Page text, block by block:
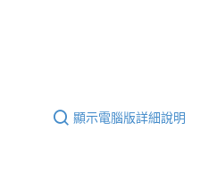
顯示電腦版詳細說明